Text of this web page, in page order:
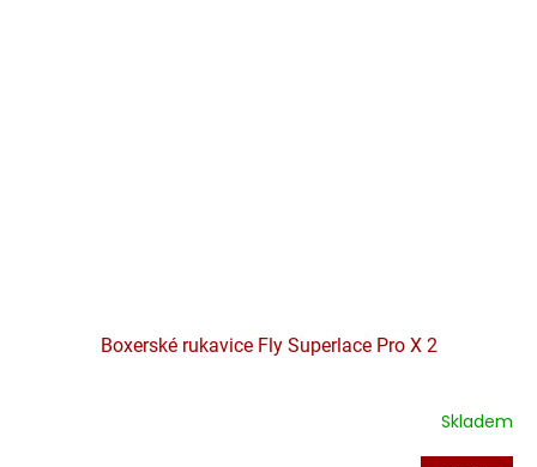
Boxerské rukavice Fly Superlace Pro X 2
Skladem